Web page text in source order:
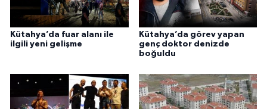
Kütahya’da fuar alanı ile
ilgili yeni gelişme
Kütahya’da görev yapan
genç doktor denizde
boğuldu